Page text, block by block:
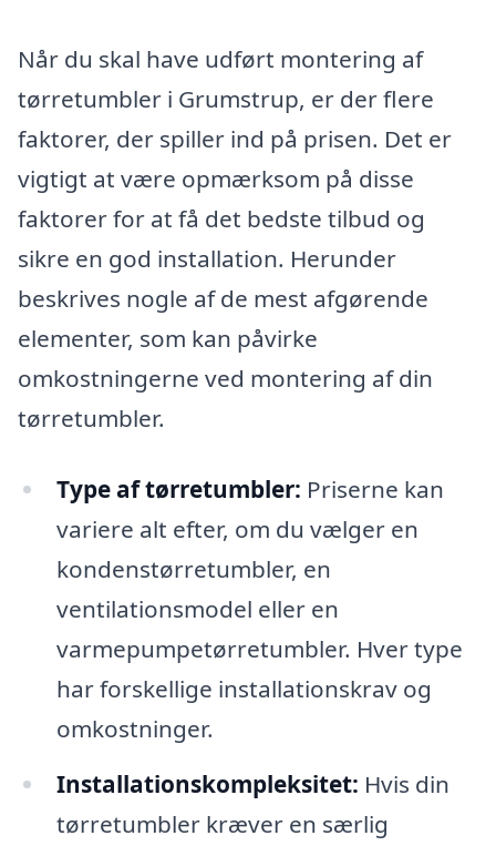
Når du skal have udført montering af
tørretumbler i Grumstrup, er der flere
faktorer, der spiller ind på prisen. Det er
vigtigt at være opmærksom på disse
faktorer for at få det bedste tilbud og
sikre en god installation. Herunder
beskrives nogle af de mest afgørende
elementer, som kan påvirke
omkostningerne ved montering af din
tørretumbler.
Type af tørretumbler: Priserne kan
variere alt efter, om du vælger en
kondenstørretumbler, en
ventilationsmodel eller en
varmepumpetørretumbler. Hver type
har forskellige installationskrav og
omkostninger.
Installationskompleksitet: Hvis din
tørretumbler kræver en særlig